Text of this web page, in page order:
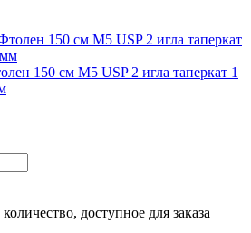
150 см М5 USP 2 игла таперкат 1
доступное для заказа